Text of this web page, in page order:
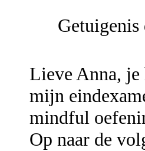
Getuigenis
Lieve Anna, je
mijn
mindful
Op naar de